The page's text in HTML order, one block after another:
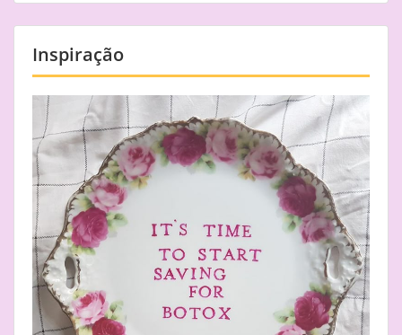
Inspiração